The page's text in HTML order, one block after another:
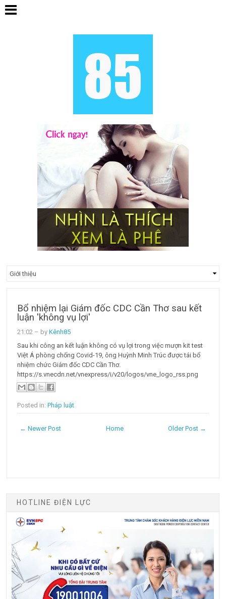
Bổ nhiệm lại Giám đốc CDC Cần Thơ sau kết
luận 'không vụ lợi'
21:02 – byKênh85
Sau khi công an kết luận không có vụ lợi trong việc mượn kit test
Việt Á phòng chống Covid-19, ông Huỳnh Minh Trúc được tái bổ
nhiệm chức Giám đốc CDC Cần Thơ.
https://s.vnecdn.net/vnexpress/i/v20/logos/vne_logo_rss.png
Posted in:Pháp luật
← Newer Post Older Post →
Home
HOTLINE ĐIỆN LỰC